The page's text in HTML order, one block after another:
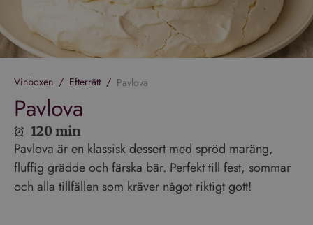
Vinboxen / Efterrätt / Pavlova
Pavlova
120 min
Pavlova är en klassisk dessert med spröd maräng,
fluffig grädde och färska bär. Perfekt till fest, sommar
och alla tillfällen som kräver något riktigt gott!